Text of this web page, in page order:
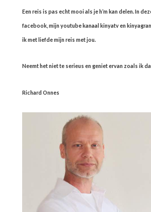
Een reis is pas echt mooi als je h’m kan delen. In
facebook, mijn youtube kanaal kinyatv en
ik met liefde mijn reis met jou.
Neemt het niet te serieus en geniet ervan zoals ik
Richard Onnes